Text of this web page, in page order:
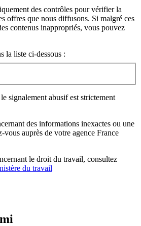
des contrôles pour vérifier la
offres que nous diffusons. Si malgré ces
contenus inappropriés, vous pouvez
la liste ci-dessous :
signalement abusif est strictement
des informations inexactes ou une
vous auprès de votre agence France
le droit du travail, consultez
du travail